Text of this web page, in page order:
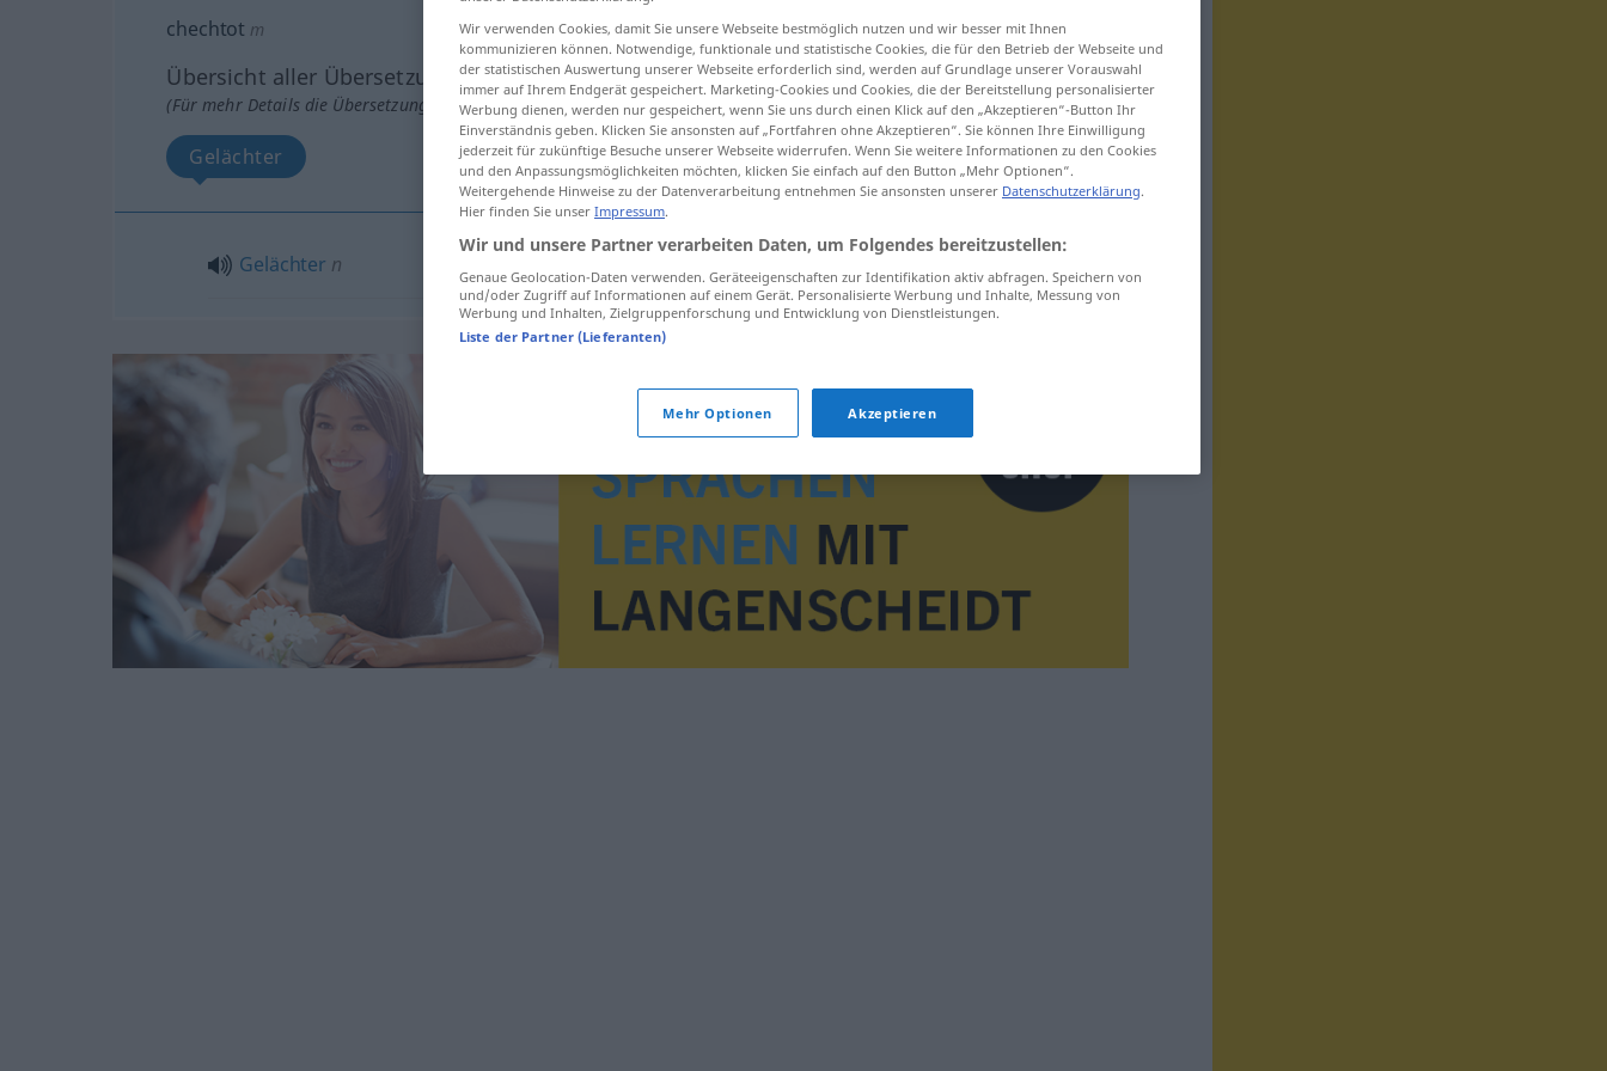
chechtot m
Übersicht aller Übersetzungen
(Für mehr Details die Übersetzung anklicken/antippen)
Gelächter
Gelächter n
Wir verwenden Cookies, damit Sie unsere Webseite bestmöglich nutzen und wir besser mit Ihnen
kommunizieren können. Notwendige, funktionale und statistische Cookies, die für den Betrieb der Webseite und
der statistischen Auswertung unserer Webseite erforderlich sind, werden auf Grundlage unserer Vorauswahl
immer auf Ihrem Endgerät gespeichert. Marketing-Cookies und Cookies, die der Bereitstellung personalisierter
Werbung dienen, werden nur gespeichert, wenn Sie uns durch einen Klick auf den „Akzeptieren“-Button Ihr
Einverständnis geben. Klicken Sie ansonsten auf „Fortfahren ohne Akzeptieren“. Sie können Ihre Einwilligung
jederzeit für zukünftige Besuche unserer Webseite widerrufen. Wenn Sie weitere Informationen zu den Cookies
und den Anpassungsmöglichkeiten möchten, klicken Sie einfach auf den Button „Mehr Optionen“.
Weitergehende Hinweise zu der Datenverarbeitung entnehmen Sie ansonsten unserer Datenschutzerklärung.
Hier finden Sie unser Impressum.
Wir und unsere Partner verarbeiten Daten, um Folgendes bereitzustellen:
Genaue Geolocation-Daten verwenden. Geräteeigenschaften zur Identifikation aktiv abfragen. Speichern von
und/oder Zugriff auf Informationen auf einem Gerät. Personalisierte Werbung und Inhalte, Messung von
Werbung und Inhalten, Zielgruppenforschung und Entwicklung von Dienstleistungen.
Liste der Partner (Lieferanten)
Mehr Optionen Akzeptieren